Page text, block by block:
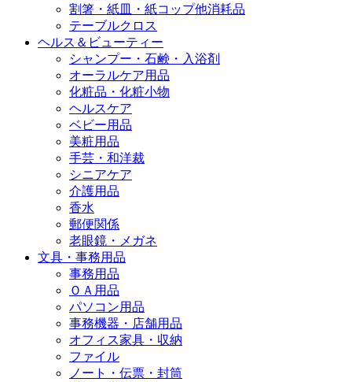
割箸・紙皿・紙コップ他消耗品
テーブルクロス
ヘルス＆ビューティー
シャンプー・石鹸・入浴剤
オーラルケア用品
化粧品・化粧小物
ヘルスケア
ベビー用品
美粧用品
手芸・和洋裁
シニアケア
介護用品
香水
郵便関係
老眼鏡・メガネ
文具・事務用品
事務用品
ＯＡ用品
パソコン用品
事務機器・店舗用品
オフィス家具・収納
ファイル
ノート・伝票・封筒